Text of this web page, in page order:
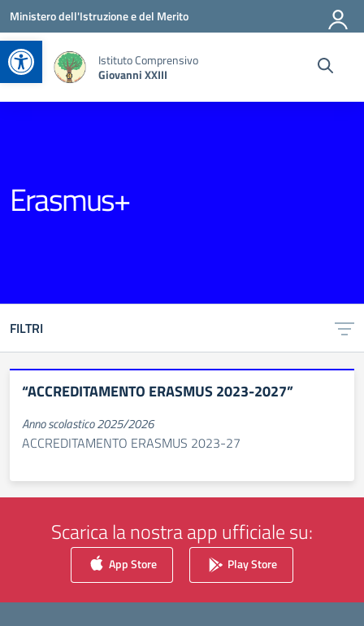
Apri la barra degli strumenti
Vai ai contenuti
Vai al menu di navigazione
Vai al footer
Ministero dell'Istruzione e del Merito
Istituto Comprensivo
Giovanni XXIII
Erasmus+
FILTRI
“ACCREDITAMENTO ERASMUS 2023-2027”
Anno scolastico 2025/2026
ACCREDITAMENTO ERASMUS 2023-27
Scarica la nostra app ufficiale su:
App Store Play Store